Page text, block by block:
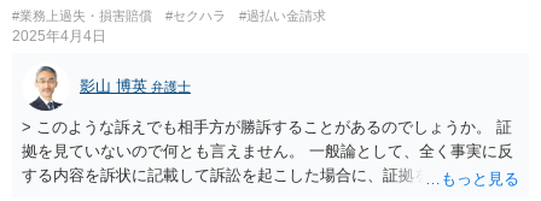
少額である）ということが多いだけであり、利息制限法の限度を超え
ている場合には過払金の請求は可能です。 元本が１００万円以上の場
万円、年利１６％であれば、過払金が発生している可能性はありま
す。 また、不動産担保ローンで問題となるのは、カードローン取引か
ら不動産担保ローンに切り替えている場合であり、この場合にカード
ローン取引と不動産担保ローンを一連の取引として計算できるかとい
う問題があります。 これについて、一連性が否定された裁判例もいく
#業務上過失・損害賠償 #セクハラ #過払い金請求
2025年4月4日
影山 博英 弁護士
> このような訴えでも相手方が勝訴することがあるのでしょうか。 証
拠を見ていないので何とも言えません。 一般論として、全く事実に反
する内容を訴状に記載して訴訟を起こした場合に、証拠を巧妙に作出